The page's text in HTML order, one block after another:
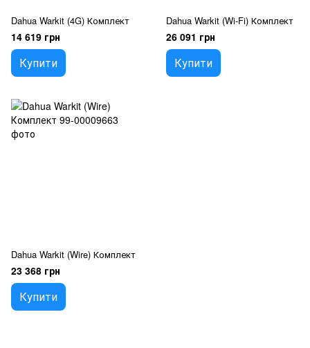
Dahua Warkit (4G) Комплект
14 619 грн
Купити
Dahua Warkit (Wi-Fi) Комплект
26 091 грн
Купити
Dahua Warkit (Wire) Комплект
23 368 грн
Купити